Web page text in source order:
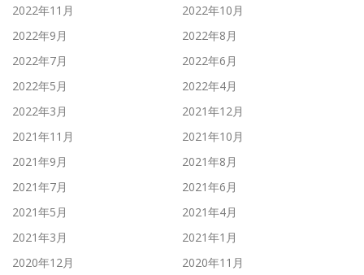
2022年11月
2022年10月
2022年9月
2022年8月
2022年7月
2022年6月
2022年5月
2022年4月
2022年3月
2021年12月
2021年11月
2021年10月
2021年9月
2021年8月
2021年7月
2021年6月
2021年5月
2021年4月
2021年3月
2021年1月
2020年12月
2020年11月